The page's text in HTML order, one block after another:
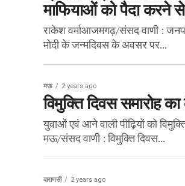
माफियाओं को पैदा करने
राकेश वर्माआजमगढ़/संसद वाणी :
मोदी के जन्मदिवस के अवसर पर...
मऊ 2 years ago
विमुक्ति दिवस समारोह
युवाओं एवं आने वाली पीढ़ियों को
मऊ/संसद वाणी : विमुक्ति दिवस...
वाराणसी 2 years ago